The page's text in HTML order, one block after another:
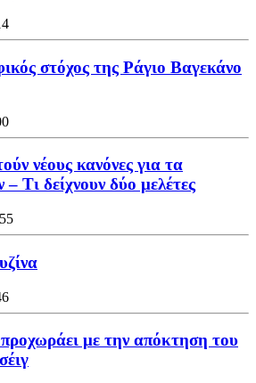
στόχος της Ράγιο Βαγεκάνο
νέους κανόνες για τα
– Τι δείχνουν δύο μελέτες
με την απόκτηση του